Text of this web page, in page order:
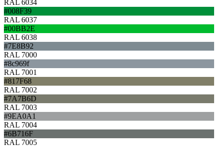
RAL 6034
#008F39
RAL 6037
#00BB2E
RAL 6038
#7E8B92
RAL 7000
#8c969f
RAL 7001
#817F68
RAL 7002
#7A7B6D
RAL 7003
#9EA0A1
RAL 7004
#6B716F
RAL 7005